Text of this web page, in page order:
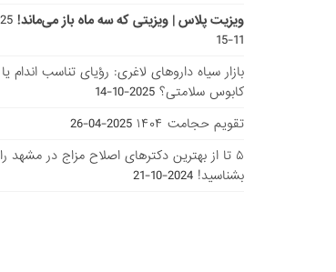
ویزیت پلاس | ویزیتی که سه ماه باز می‌ماند!
11-15
بازار سیاه داروهای لاغری: رؤیای تناسب اندام یا
کابوس سلامتی؟ 2025-10-14
تقویم حجامت ۱۴۰۴
2025-04-26
۵ تا از بهترین دکتر‌های اصلاح مزاج در مشهد را
بشناسید! 2024-10-21